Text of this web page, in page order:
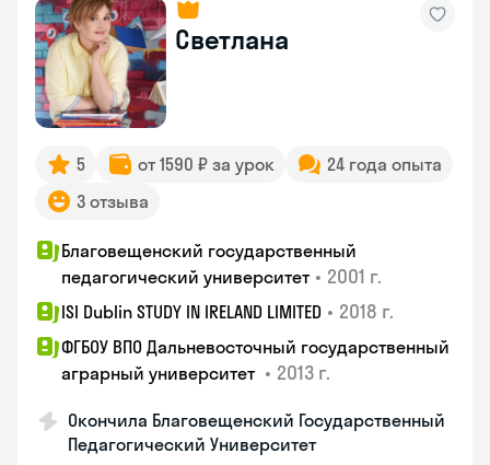
Светлана
5 от 1590 ₽ за урок
24 года опыта
3 отзыва
Благовещенский государственный
педагогический университет • 2001 г.
ISI Dublin STUDY IN IRELAND LIMITED • 2018 г.
ФГБОУ ВПО Дальневосточный государственный
аграрный университет • 2013 г.
Окончила Благовещенский Государственный
Педагогический Университет